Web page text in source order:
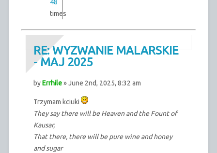
48
times
RE: WYZWANIE MALARSKIE
- MAJ 2025
byErrhile» June 2nd, 2025, 8:32 am
Trzymam kciuki
They say there will be Heaven and the Fount of
Kausar,
That there, there will be pure wine and honey
and sugar